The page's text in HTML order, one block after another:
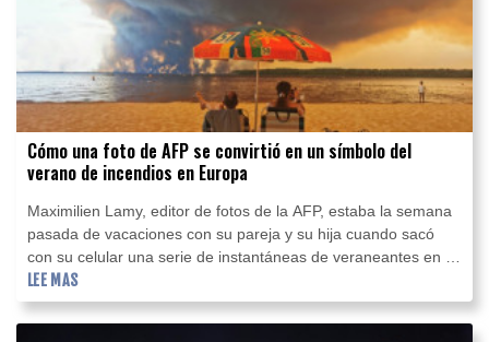
Cómo una foto de AFP se convirtió en un símbolo del
verano de incendios en Europa
Maximilien Lamy, editor de fotos de la AFP, estaba la semana
pasada de vacaciones con su pareja y su hija cuando sacó
con su celular una serie de instantáneas de veraneantes en el
suroeste de Francia, azotado por el fuego.
LEE MAS